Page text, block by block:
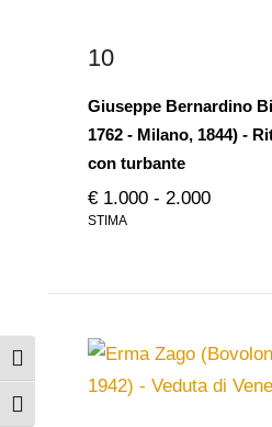
Attiva/disattiva alto contrasto
Attiva/disattiva dimensione testo
10
Giuseppe Bernardino
1762 - Milano, 1844) -
con turbante
€ 1.000 - 2.000
STIMA